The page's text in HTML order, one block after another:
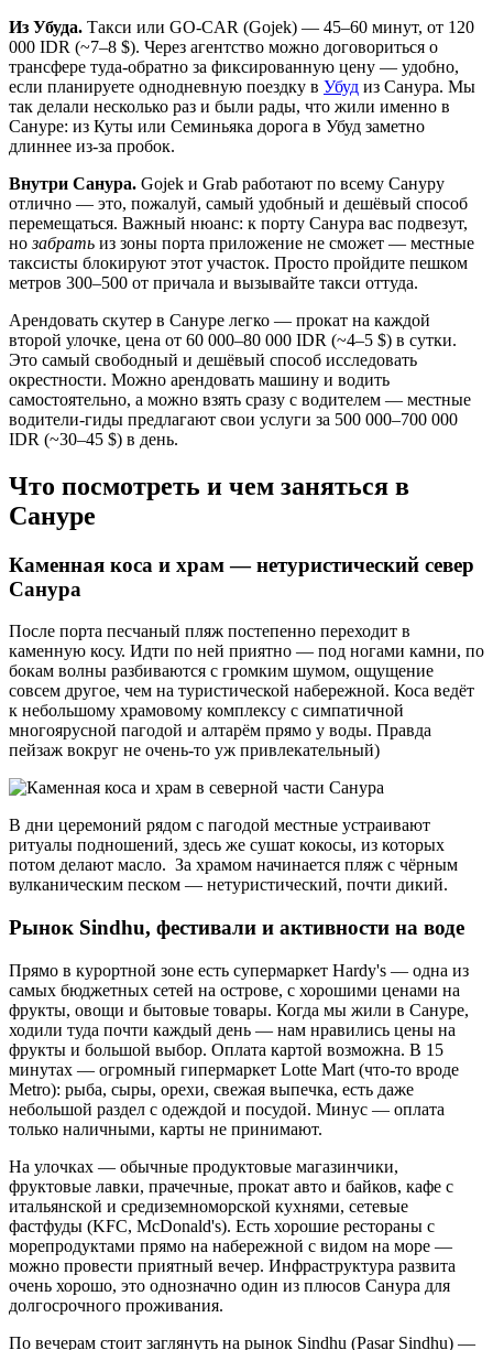
Из Убуда. Такси или GO-CAR (Gojek) — 45–60 минут, от 120
000 IDR (~7–8 $). Через агентство можно договориться о
трансфере туда-обратно за фиксированную цену — удобно,
если планируете однодневную поездку в Убуд из Санура. Мы
так делали несколько раз и были рады, что жили именно в
Сануре: из Куты или Семиньяка дорога в Убуд заметно
длиннее из-за пробок.
Внутри Санура. Gojek и Grab работают по всему Сануру
отлично — это, пожалуй, самый удобный и дешёвый способ
перемещаться. Важный нюанс: к порту Санура вас подвезут,
нозабрать из зоны порта приложение не сможет — местные
таксисты блокируют этот участок. Просто пройдите пешком
метров 300–500 от причала и вызывайте такси оттуда.
Арендовать скутер в Сануре легко — прокат на каждой
второй улочке, цена от 60 000–80 000 IDR (~4–5 $) в сутки.
Это самый свободный и дешёвый способ исследовать
окрестности. Можно арендовать машину и водить
самостоятельно, а можно взять сразу с водителем — местные
водители-гиды предлагают свои услуги за 500 000–700 000
IDR (~30–45 $) в день.
Что посмотреть и чем заняться в
Сануре
Каменная коса и храм — нетуристический север
Санура
После порта песчаный пляж постепенно переходит в
каменную косу. Идти по ней приятно — под ногами камни, по
бокам волны разбиваются с громким шумом, ощущение
совсем другое, чем на туристической набережной. Коса ведёт
к небольшому храмовому комплексу с симпатичной
многоярусной пагодой и алтарём прямо у воды. Правда
пейзаж вокруг не очень-то уж привлекательный)
В дни церемоний рядом с пагодой местные устраивают
ритуалы подношений, здесь же сушат кокосы, из которых
потом делают масло. За храмом начинается пляж с чёрным
вулканическим песком — нетуристический, почти дикий.
Рынок Sindhu, фестивали и активности на воде
Прямо в курортной зоне есть супермаркет Hardy's — одна из
самых бюджетных сетей на острове, с хорошими ценами на
фрукты, овощи и бытовые товары. Когда мы жили в Сануре,
ходили туда почти каждый день — нам нравились цены на
фрукты и большой выбор. Оплата картой возможна. В 15
минутах — огромный гипермаркет Lotte Mart (что-то вроде
Metro): рыба, сыры, орехи, свежая выпечка, есть даже
небольшой раздел с одеждой и посудой. Минус — оплата
только наличными, карты не принимают.
На улочках — обычные продуктовые магазинчики,
фруктовые лавки, прачечные, прокат авто и байков, кафе с
итальянской и средиземноморской кухнями, сетевые
фастфуды (KFC, McDonald's). Есть хорошие рестораны с
морепродуктами прямо на набережной с видом на море —
можно провести приятный вечер. Инфраструктура развита
очень хорошо, это однозначно один из плюсов Санура для
долгосрочного проживания.
По вечерам стоит заглянуть на рынок Sindhu (Pasar Sindhu) —